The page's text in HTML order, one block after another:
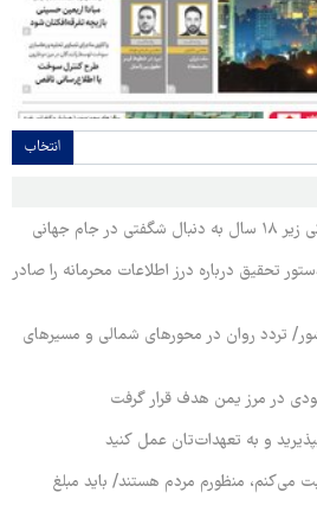
انتخاب
جهانی
تحقیق درباره درز اطلاعات محرمانه را صادر
تردد روان در محورهای شمالی و مسیرهای
در مرز یمن هدف قرار گرفت
و به تعهدات‌تان عمل کنید
می‌کنم، منظورم مردم هستند/ باید مبلغ